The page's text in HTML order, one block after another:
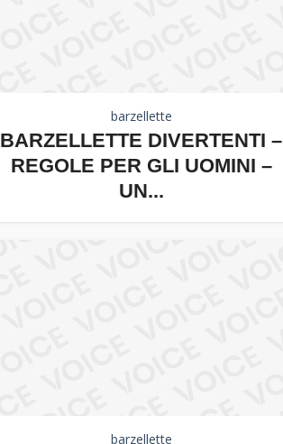
barzellette
BARZELLETTE DIVERTENTI –
REGOLE PER GLI UOMINI –
UN...
barzellette